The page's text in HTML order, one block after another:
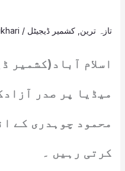
تازہ ترین کشمیر ڈیجیٹل /
اسلام آباد(کشمیر
میڈیا پر صدر
محمود چوہدری کے
کرتی رہیں ۔